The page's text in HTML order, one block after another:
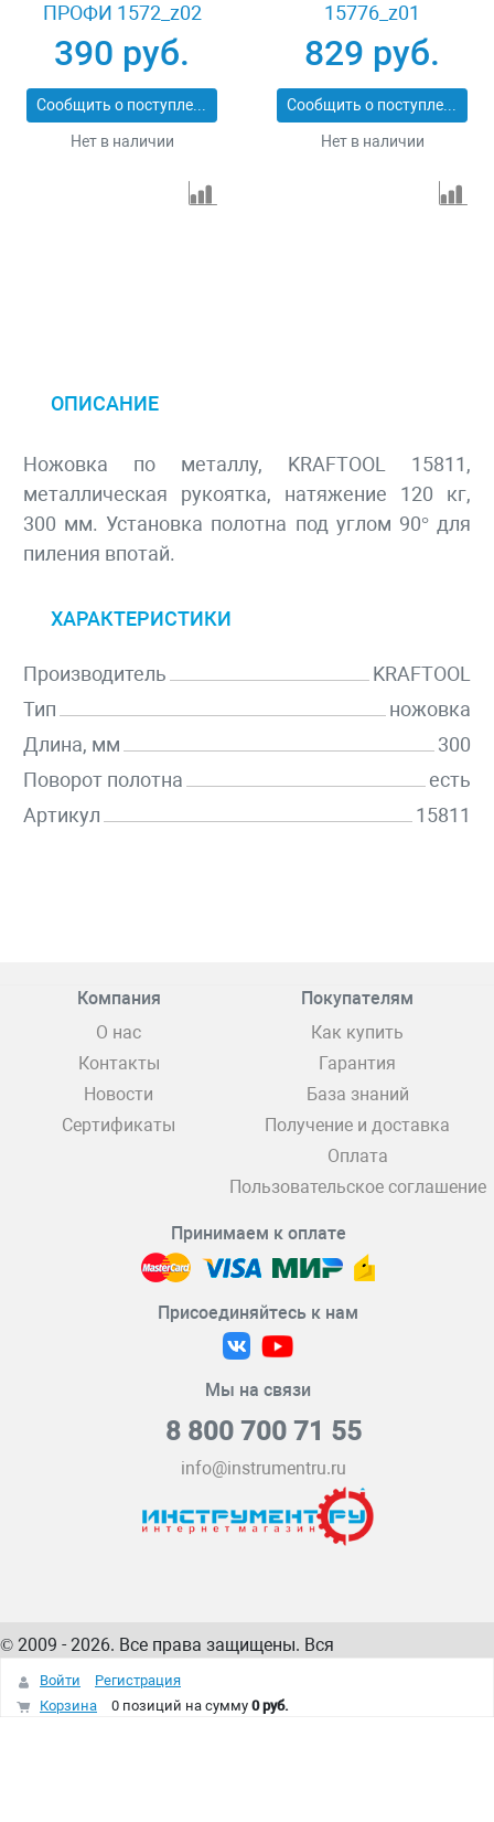
ПРОФИ 1572_z02
390 руб.
Сообщить о поступлении
Нет в наличии
15776_z01
829 руб.
Сообщить о поступлении
Нет в наличии
ОПИСАНИЕ
Ножовка по металлу, KRAFTOOL 15811,
металлическая рукоятка, натяжение 120 кг,
300 мм. Установка полотна под углом 90° для
пиления впотай.
ХАРАКТЕРИСТИКИ
Производитель
KRAFTOOL
Тип
ножовка
Длина, мм
300
Поворот полотна
есть
Артикул
15811
Компания
О нас
Контакты
Новости
Сертификаты
Покупателям
Как купить
Гарантия
База знаний
Получение и доставка
Оплата
Пользовательское соглашение
Принимаем к оплате
Присоединяйтесь к нам
Мы на связи
8 800 700 71 55
info@instrumentru.ru
© 2009 - 2026. Все права защищены. Вся
информация на сайте – собственность
интернет-магазина
Войти
Регистрация
Корзина
0 позиций на сумму 0 руб.